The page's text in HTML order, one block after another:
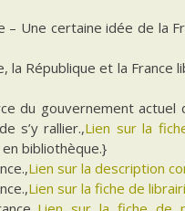
– Une certaine idée de la
la République et la France
du gouvernement actuel
s’y rallier.,Lien sur la
bibliothèque.}
Lien sur la description
Lien sur la fiche de